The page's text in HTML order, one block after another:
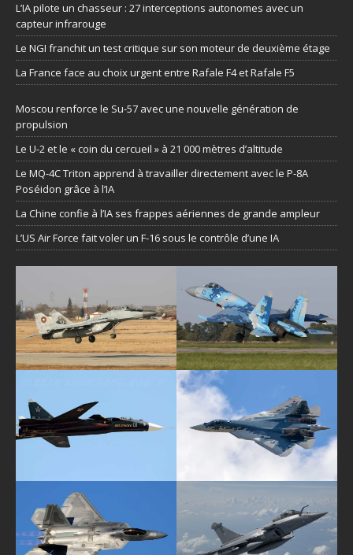
L’IA pilote un chasseur : 27 interceptions autonomes avec un
capteur infrarouge
Le NGI franchit un test critique sur son moteur de deuxième étage
La France face au choix urgent entre Rafale F4 et Rafale F5
Moscou renforce le Su-57 avec une nouvelle génération de
propulsion
Le U-2 et le « coin du cercueil » à 21 000 mètres d’altitude
Le MQ-4C Triton apprend à travailler directement avec le P-8A
Poséidon grâce à l’IA
La Chine confie à l’IA ses frappes aériennes de grande ampleur
L’US Air Force fait voler un F-16 sous le contrôle d’une IA